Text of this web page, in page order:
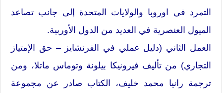
التمرد في اوروبا والولايات المتحدة إلى جانب تصاعد
الميول العنصرية في العديد من الدول الأوربية.
العمل الثاني (دليل عملي في الفرنشايز – حق الإمتياز
التجاري) من تأليف فيرونيكا بيلونة وتوماس ماتلا، ومن
ترجمة رانيا محمد خليف، الكتاب صادر عن مجموعة